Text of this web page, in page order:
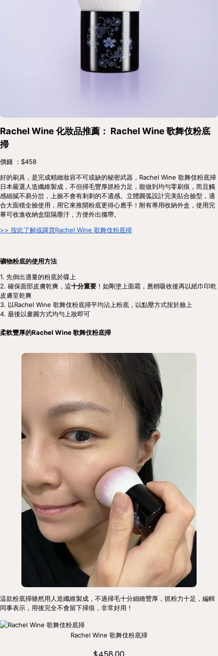
Rachel Wine 化妝品推薦： Rachel Wine 歌舞伎粉底
掃
價錢 ：$458
好的刷具，是完成精緻妝容不可或缺的秘密武器，Rachel Wine 歌舞伎粉底掃
日本嚴選人造纖維製成，不但掃毛豐厚抓粉力足，能做到均勻零刷痕，而且觸
感細膩不易分岔，上臉不會有刺刺的不適感。立體圓弧設計完美貼合臉型，適
合大面積全臉使用，用它來推開粉底更得心應手！附有專用收納外盒，使用完
畢可收進收納盒阻隔塵汙，方便外出攜帶。
>> 按此了解或購買Rachel Wine 歌舞伎粉底掃
礦物粉底的使用方法
1. 先倒出適量的粉底於碟上
2. 確保面部皮膚乾爽，這十分重要 ！如剛塗上面霜，應稍吸收後再以紙巾印乾
皮膚至乾爽
3. 以Rachel Wine 歌舞伎粉底掃平均沾上粉底，以點壓方式按於臉上
4. 最後以畫圓方式均勻上妝即可
柔軟豐厚的Rachel Wine 歌舞伎粉底掃
這款粉底掃雖然用人造纖維製成，不過掃毛十分細緻豐厚，抓粉力十足，編輯
同事表示，用後完全不會留下掃痕，非常好用！
Rachel Wine 歌舞伎粉底掃